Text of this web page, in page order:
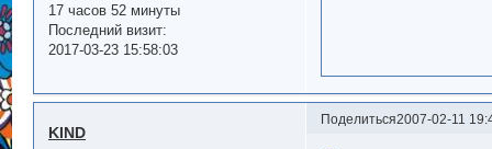
17 часов 52 минуты
Последний визит:
2017-03-23 15:58:03
Поделиться2007-02-11
KIND